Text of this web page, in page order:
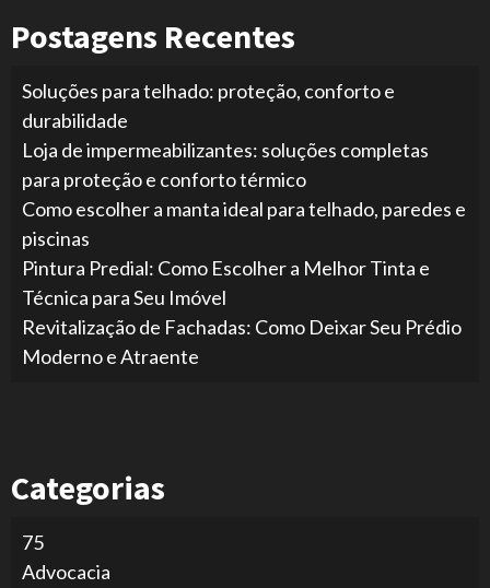
Postagens Recentes
Soluções para telhado: proteção, conforto e
durabilidade
Loja de impermeabilizantes: soluções completas
para proteção e conforto térmico
Como escolher a manta ideal para telhado, paredes e
piscinas
Pintura Predial: Como Escolher a Melhor Tinta e
Técnica para Seu Imóvel
Revitalização de Fachadas: Como Deixar Seu Prédio
Moderno e Atraente
Categorias
75
Advocacia